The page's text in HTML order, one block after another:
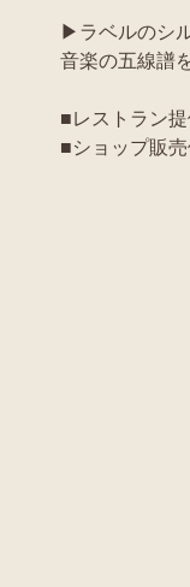
▶ラベルのシ
音楽の五線譜
■レストラン提
■ショップ販売